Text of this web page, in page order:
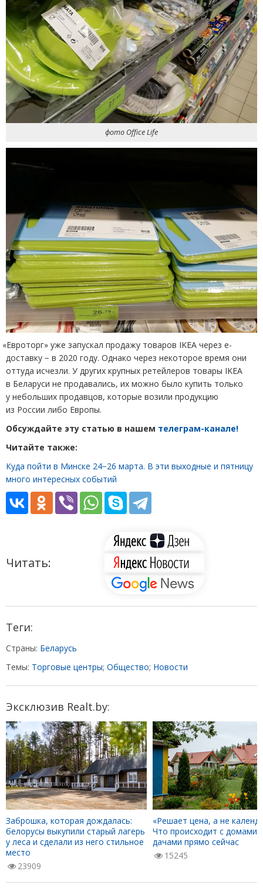
фото Office Life
«Евроторг» уже запускал продажу товаров IKEA через е-
доставку − в 2020 году. Однако через некоторое время они
оттуда исчезли. У других крупных ретейлеров товары IKEA
в Беларуси не продавались, их можно было купить только
у небольших продавцов, которые возили продукцию
из России либо Европы.
Обсуждайте эту статью в нашем телеграм-канале!
Читайте также:
Куда пойти в Минске 24−26 марта. В эти выходные и пятницу
много интересных событий
Читать:
Теги:
Страны: Беларусь
Темы: Торговые центры; Общество; Новости
Эксклюзив Realt.by:
Заброшка, которая дождалась:
белорусы выкупили старый лагерь
у леса и сделали из него стильное
место
23909
«Решает цена, а не
Что происходит с домами
дачами прямо сейчас
15245